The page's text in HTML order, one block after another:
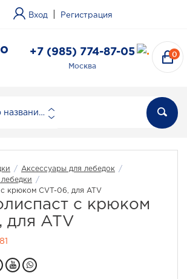
Вход Регистрация
+7 (985) 774-87-05
Москва
0
По названию
/ Аксессуары для лебедок
/
/
крюком CVT-06, для ATV
с крюком
для ATV